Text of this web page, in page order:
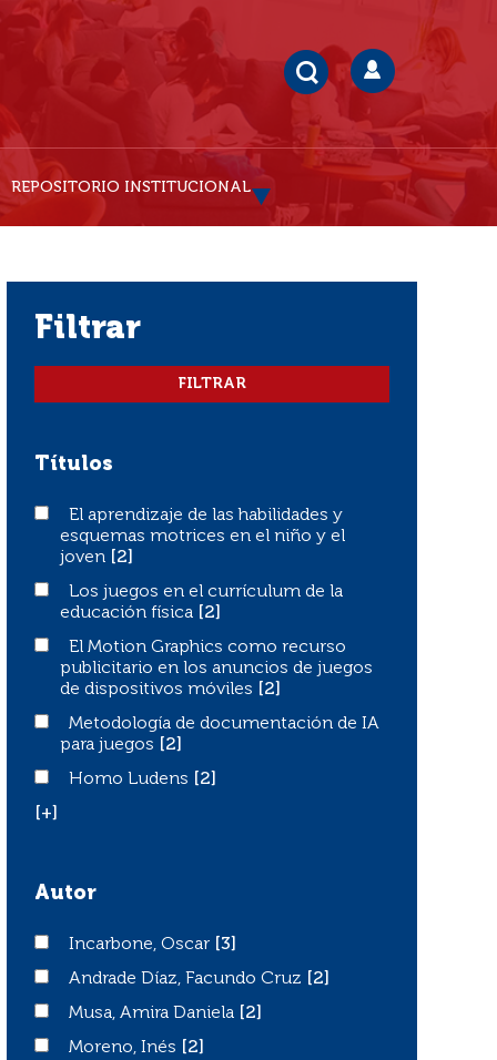
REPOSITORIO INSTITUCIONAL
filtrar
Títulos
El aprendizaje de las habilidades y esquemas motrices
El aprendizaje de las habilidades y
esquemas motrices en el niño y el
joven
[2]
Los juegos en el currículum de la educación física
Los juegos en el currículum de la
educación física
[2]
El Motion Graphics como recurso publicitario en los
El Motion Graphics como recurso
publicitario en los anuncios de juegos
de dispositivos móviles
[2]
Metodología de documentación de IA para juegos
Metodología de documentación de IA
para juegos
[2]
Homo Ludens
Homo Ludens
[2]
[+]
Autor
Incarbone, Oscar
Incarbone, Oscar
[3]
Andrade Díaz, Facundo Cruz
Andrade Díaz, Facundo Cruz
[2]
Musa, Amira Daniela
Musa, Amira Daniela
[2]
Moreno, Inés
Moreno, Inés
[2]